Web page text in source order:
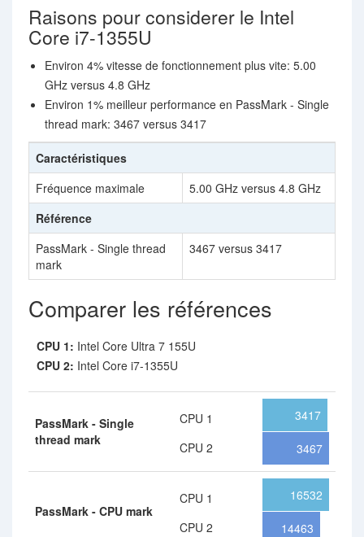
Raisons pour considerer le Intel
Core i7-1355U
Environ 4% vitesse de fonctionnement plus vite: 5.00
GHz versus 4.8 GHz
Environ 1% meilleur performance en PassMark - Single
thread mark: 3467 versus 3417
Caractéristiques
Fréquence maximale
5.00 GHz versus 4.8 GHz
Référence
PassMark - Single thread
mark
3467 versus 3417
Comparer les références
CPU 1: Intel Core Ultra 7 155U
CPU 2: Intel Core i7-1355U
PassMark - Single
thread mark
CPU 1
CPU 2
3417
3467
PassMark - CPU mark
CPU 1
CPU 2
16532
14463